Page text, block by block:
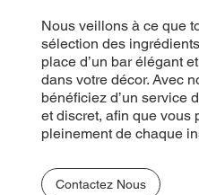
Nous veillons à ce que
sélection des
place d’un bar élégant
dans votre décor. Avec
bénéficiez d’un service
et discret, afin que vous
pleinement de chaque
Contactez Nous